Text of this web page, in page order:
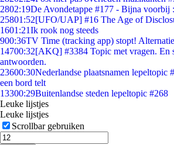
2802:19De Avondetappe #177 - Bijna voorbij
25801:52[UFO/UAP] #16 The Age of
1601:21Ik rook nog steeds
900:36TV Time (tracking app) stopt!
14700:32[AKQ] #3384 Topic met vragen. En
antwoorden.
23600:30Nederlandse plaatsnamen lepeltopic
een bord telt
13300:29Buitenlandse steden lepeltopic #268
Leuke lijstjes
Leuke lijstjes
Scrollbar gebruiken